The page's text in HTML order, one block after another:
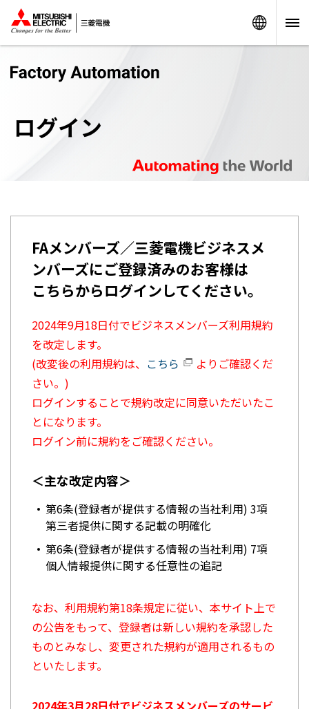
ログイン
FAメンバーズ／三菱電機ビジネスメ
ンバーズにご登録済みのお客様は
こちらからログインしてください。
2024年9月18日付でビジネスメンバーズ利用規約
を改定します。
(改変後の利用規約は、 こちら
よりご確認くだ
さい。)
ログインすることで規約改定に同意いただいたこ
とになります。
ログイン前に規約をご確認ください。
＜主な改定内容＞
第6条(登録者が提供する情報の当社利用) 3項
第三者提供に関する記載の明確化
第6条(登録者が提供する情報の当社利用) 7項
個人情報提供に関する任意性の追記
なお、利用規約第18条規定に従い、本サイト上で
の公告をもって、登録者は新しい規約を承認した
ものとみなし、変更された規約が適用されるもの
といたします。
2024年3月28日付でビジネスメンバーズのサービ